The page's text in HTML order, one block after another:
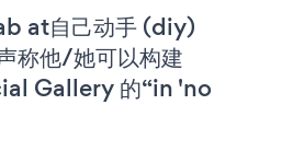
at自己动手 (diy)
称他/她可以构建
Gallery 的“in 'no